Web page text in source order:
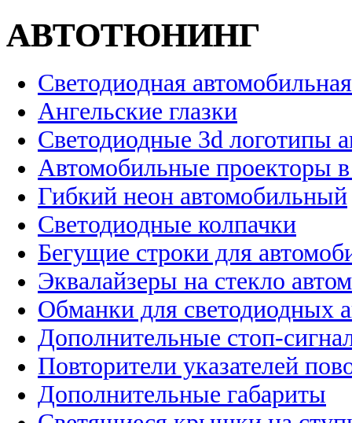
АВТОТЮНИНГ
Светодиодная
Ангельские глазки
Светодиодные 3d логотипы
Автомобильные проекторы
Гибкий неон автомобильный
Светодиодные колпачки
Бегущие строки для
Эквалайзеры на стекло
Обманки для светодиодных
Дополнительные стоп-
Повторители указателей
Дополнительные габариты